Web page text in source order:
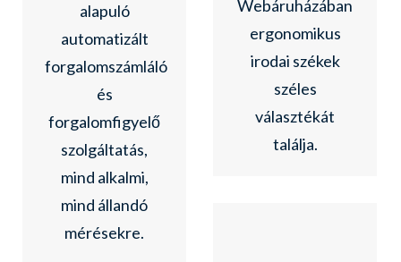
alapuló
automatizált
forgalomszámláló
és
forgalomfigyelő
szolgáltatás,
mind alkalmi,
mind állandó
mérésekre.
Webáruházában
ergonomikus
irodai székek
széles
választékát
találja.